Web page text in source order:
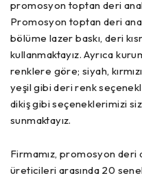
promosyon toptan deri
Promosyon toptan deri
bölüme lazer baskı, deri
kullanmaktayız. Ayrıca
renklere göre; siyah,
yeşil gibi deri renk
dikiş gibi seçeneklerimizi
sunmaktayız.
Firmamız, promosyon deri
üreticileri arasında 20